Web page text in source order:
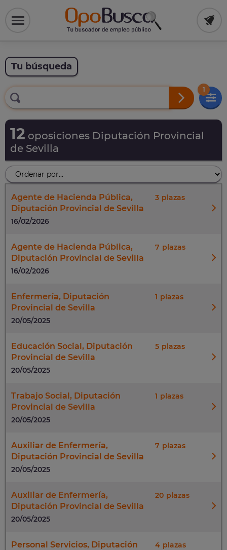
Tu búsqueda
1
12 oposiciones Diputación Provincial
de Sevilla
Agente de Hacienda Pública,
Diputación Provincial de Sevilla
3
16/02/2026
Agente de Hacienda Pública,
Diputación Provincial de Sevilla
7
16/02/2026
Enfermería, Diputación
Provincial de Sevilla
1
20/05/2025
Educación Social, Diputación
Provincial de Sevilla
5
20/05/2025
Trabajo Social, Diputación
Provincial de Sevilla
1
20/05/2025
Auxiliar de Enfermería,
Diputación Provincial de Sevilla
7
20/05/2025
Auxiliar de Enfermería,
Diputación Provincial de Sevilla
20
20/05/2025
Personal Servicios, Diputación
4